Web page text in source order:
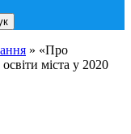
» «Про
міста у 2020